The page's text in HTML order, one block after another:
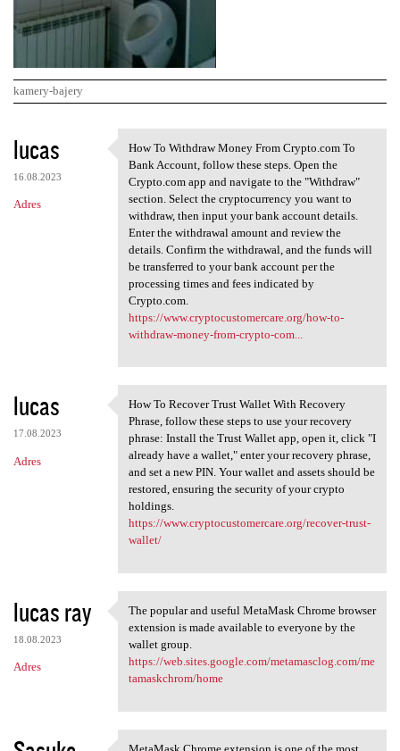
kamery-bajery
K
o
m
e
lucas
16.08.2023
Adres
How To Withdraw Money From
How To Withdraw Money From Crypto.com To
Bank Account, follow these steps. Open the
Crypto.com app and navigate to the "Withdraw"
section. Select the cryptocurrency you want to
withdraw, then input your bank account details.
Enter the withdrawal amount and review the
details. Confirm the withdrawal, and the funds will
be transferred to your bank account per the
processing times and fees indicated by
Crypto.com.
https://www.cryptocustomercare.org/how-to-
withdraw-money-from-crypto-com...
lucas
17.08.2023
Adres
How To Recover Trust Wallet
How To Recover Trust Wallet With Recovery
Phrase, follow these steps to use your recovery
phrase: Install the Trust Wallet app, open it, click "I
already have a wallet," enter your recovery phrase,
and set a new PIN. Your wallet and assets should be
restored, ensuring the security of your crypto
holdings.
https://www.cryptocustomercare.org/recover-trust-
wallet/
lucas ray
18.08.2023
Adres
The popular and useful
The popular and useful MetaMask Chrome browser
extension is made available to everyone by the
wallet group.
https://web.sites.google.com/metamasclog.com/me
tamaskchrom/home